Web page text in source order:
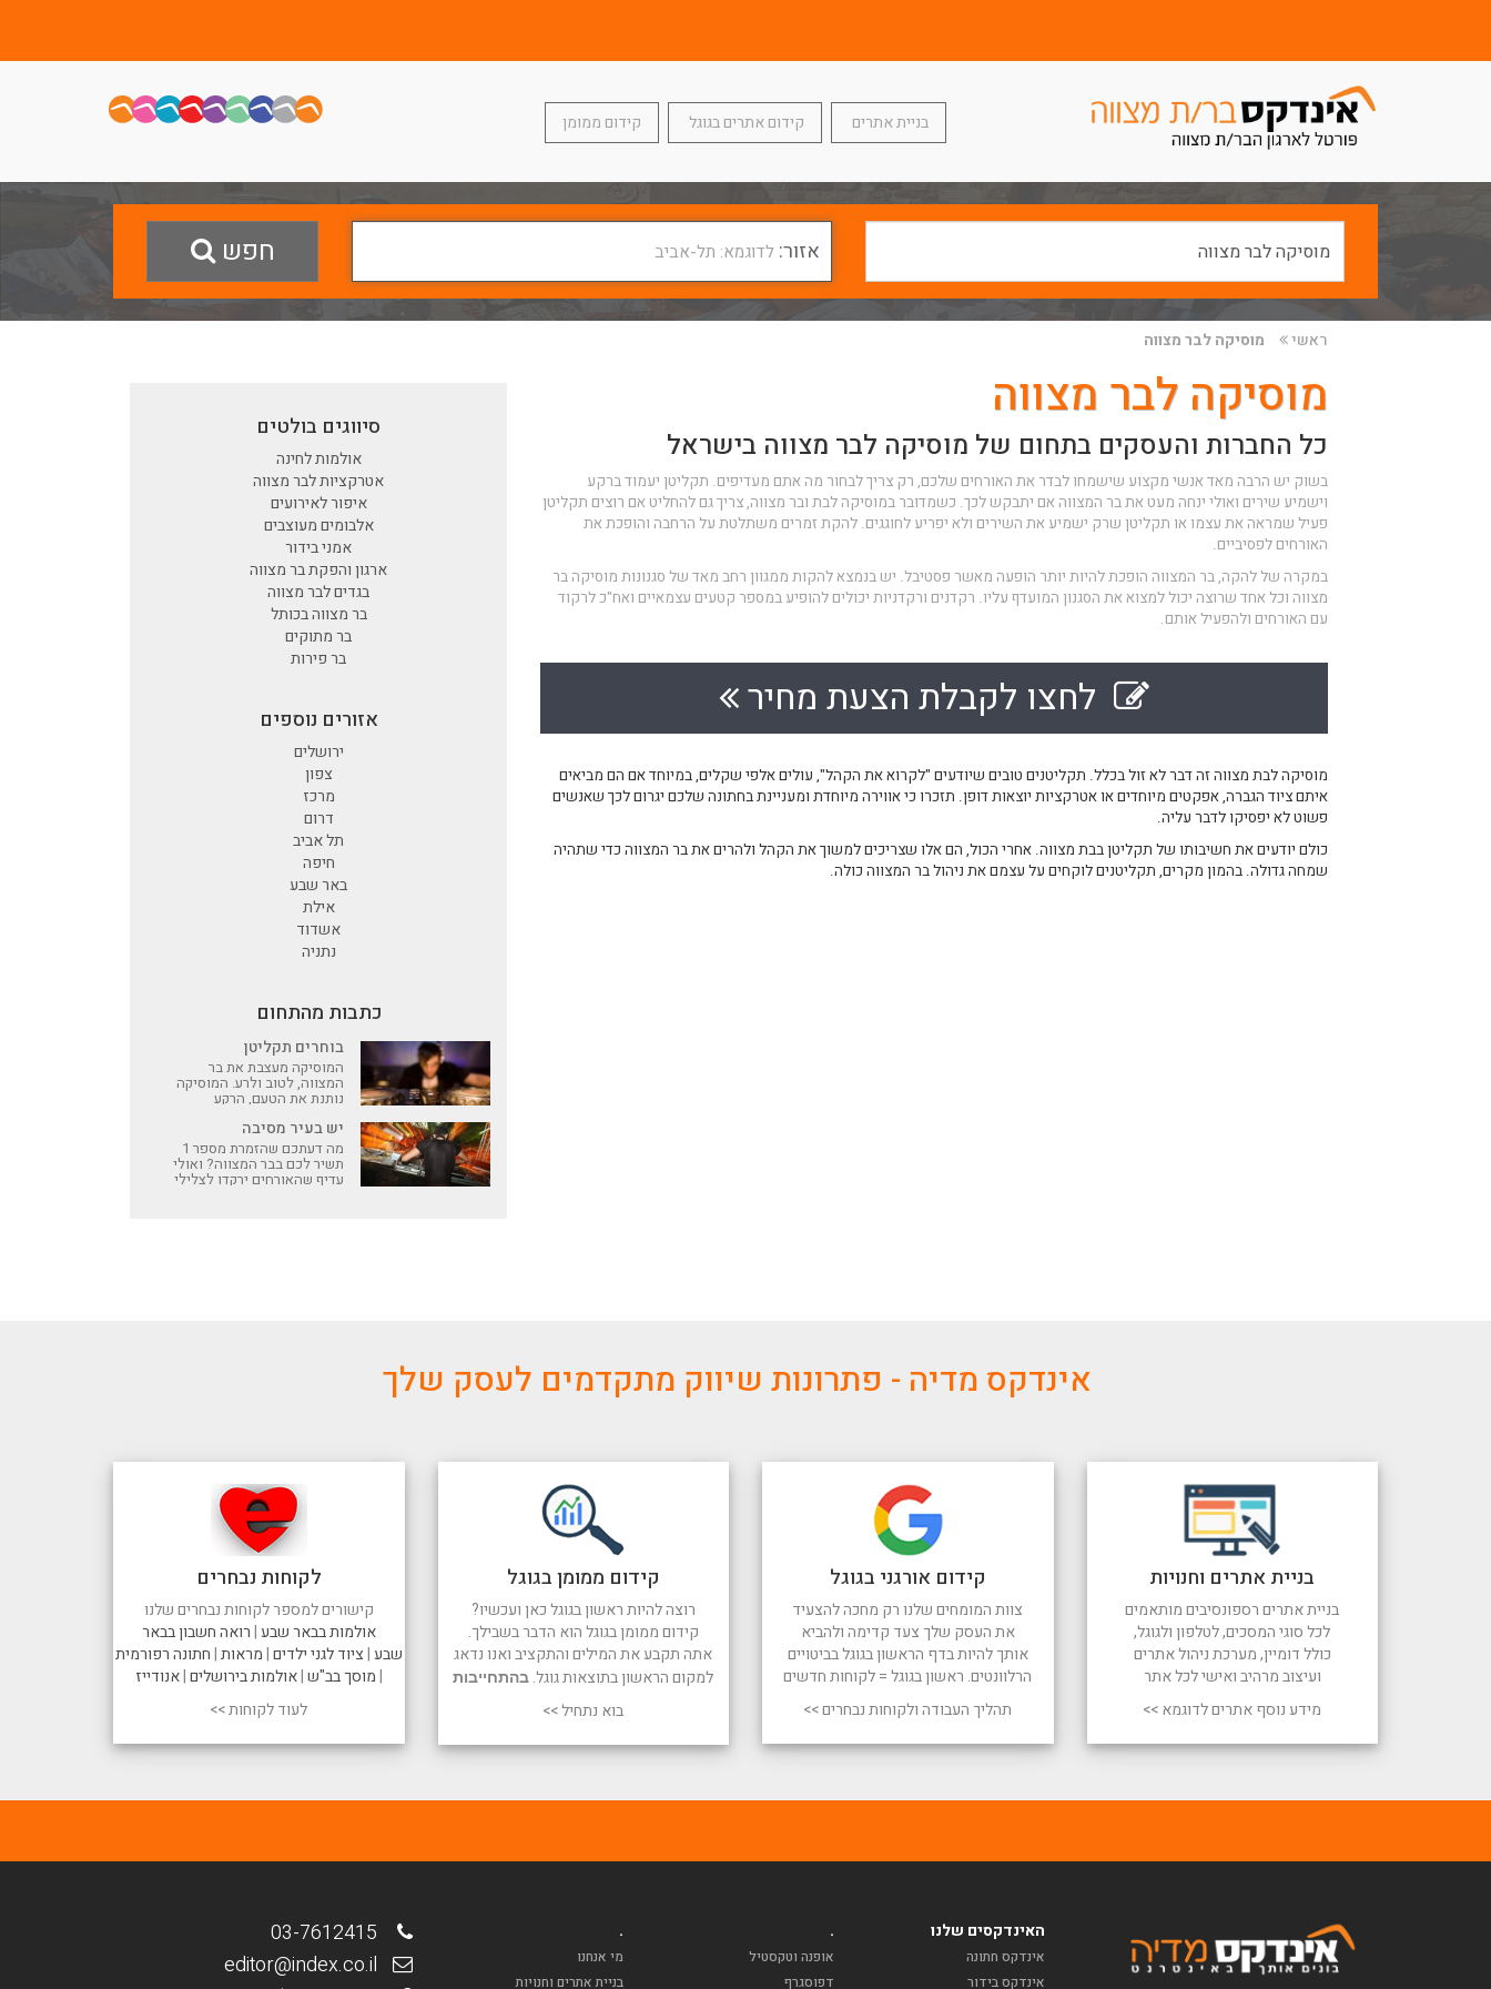
בניית אתרים קידום אתרים בגוגל קידום ממומן
אזור: לדוגמא: תל-אביב חפש
סיווגים בולטים
אולמות לחינה
אטרקציות לבר מצווה
איפור לאירועים
אלבומים מעוצבים
אמני בידור
ארגון והפקת בר מצווה
בגדים לבר מצווה
בר מצווה בכותל
בר מתוקים
בר פירות
אזורים נוספים
ירושלים
צפון
מרכז
דרום
תל אביב
חיפה
באר שבע
אילת
אשדוד
נתניה
כתבות מהתחום
בוחרים תקליטן
המוסיקה מעצבת את בר
המצווה, לטוב ולרע. המוסיקה
נותנת את הטעם, הרקע
התקליטן (DJ) הנכון יכולה
להרים את האירוע שלכם
לשמיים ולהפוך אותו למוצלח
שידברו עליו שבועות אחרי
במכולת השכונתית
יש בעיר מסיבה
מה דעתכם שהזמרת מספר 1
תשיר לכם בבר המצווה? ואולי
עדיף שהאורחים ירקדו לצלילי
ראשי מוסיקה לבר מצווה
מוסיקה לבר מצווה
כל החברות והעסקים בתחום של מוסיקה לבר מצווה בישראל
בשוק יש הרבה מאד אנשי מקצוע שישמחו לבדר את האורחים שלכם, רק צריך לבחור מה אתם מעדיפים. תקליטן יעמוד ברקע
וישמיע שירים ואולי ינחה מעט את בר המצווה אם יתבקש לכך. כשמדובר במוסיקה לבת ובר מצווה, צריך גם להחליט אם רוצים תקליטן
פעיל שמראה את עצמו או תקליטן שרק ישמיע את השירים ולא יפריע לחוגגים. להקת זמרים משתלטת על הרחבה והופכת את
האורחים לפסיביים.
במקרה של להקה, בר המצווה הופכת להיות יותר הופעה מאשר פסטיבל. יש בנמצא להקות ממגוון רחב מאד של סגנונות מוסיקה בר
מצווה וכל אחד שרוצה יכול למצוא את הסגנון המועדף עליו. רקדנים ורקדניות יכולים להופיע במספר קטעים עצמאיים ואח"כ לרקוד
עם האורחים ולהפעיל אותם.
לחצו לקבלת הצעת מחיר
מוסיקה לבת מצווה זה דבר לא זול בכלל. תקליטנים טובים שיודעים "לקרוא את הקהל", עולים אלפי שקלים, במיוחד אם הם מביאים
איתם ציוד הגברה, אפקטים מיוחדים או אטרקציות יוצאות דופן. תזכרו כי אווירה מיוחדת ומעניינת בחתונה שלכם יגרום לכך שאנשים
פשוט לא יפסיקו לדבר עליה.
כולם יודעים את חשיבותו של תקליטן בבת מצווה. אחרי הכול, הם אלו שצריכים למשוך את הקהל ולהרים את בר המצווה כדי שתהיה
שמחה גדולה. בהמון מקרים, תקליטנים לוקחים על עצמם את ניהול בר המצווה כולה.
אינדקס מדיה - פתרונות שיווק מתקדמים לעסק שלך
לקוחות נבחרים
קישורים למספר לקוחות נבחרים שלנו
אולמות בבאר שבע|רואה חשבון בבאר
שבע|ציוד לגני ילדים|מראות|חתונה רפורמית
|מוסך בב"ש|אולמות בירושלים|אנודייז
לעוד לקוחות >>
קידום ממומן בגוגל
רוצה להיות ראשון בגוגל כאן ועכשיו?
קידום ממומן בגוגל הוא הדבר בשבילך.
אתה תקבע את המילים והתקציב ואנו נדאג
למקום הראשון בתוצאות גוגל. בהתחייבות
בוא נתחיל >>
קידום אורגני בגוגל
צוות המומחים שלנו רק מחכה להצעיד
את העסק שלך צעד קדימה ולהביא
אותך להיות בדף הראשון בגוגל בביטויים
הרלוונטים. ראשון בגוגל = לקוחות חדשים
תהליך העבודה ולקוחות נבחרים >>
בניית אתרים וחנויות
בניית אתרים רספונסיבים מותאמים
לכל סוגי המסכים, לטלפון ולגוגל,
כולל דומיין, מערכת ניהול אתרים
ועיצוב מרהיב ואישי לכל אתר
מידע נוסף אתרים לדוגמא >>
.
מי אנחנו
בניית אתרים וחנויות
.
אופנה וטקסטיל
דפוסגרף
האינדקסים שלנו
אינדקס חתונה
אינדקס בידור